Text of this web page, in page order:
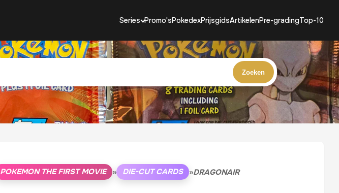
Series Promo'sPokedexPrijsgidsArtikelenPre-gradingTop-10
Zoeken
POKEMON THE FIRST MOVIE » DIE-CUT CARDS »DRAGONAIR